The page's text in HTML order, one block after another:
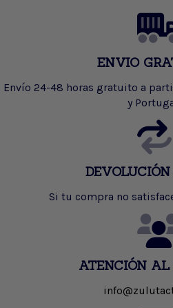
ENVIO
Envío 24-48 horas gratuito a
y
Si tu compra no
ATENCIÓN